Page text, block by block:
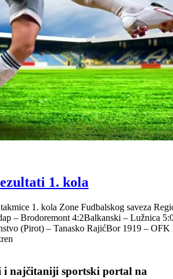
1. kola
1. kola Zone Fudbalskog saveza
– Brodoremont 4:2Balkanski – Lužnica
(Pirot) – Tanasko RajićBor 1919 –
i najčitaniji sportski portal na